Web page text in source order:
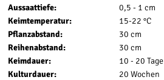
Aussaattiefe:
0,5 - 1 cm
Keimtemperatur:
15-22 °C
Pflanzabstand:
30 cm
Reihenabstand:
30 cm
Keimdauer:
10 - 20 Tage
Kulturdauer:
20 Wochen